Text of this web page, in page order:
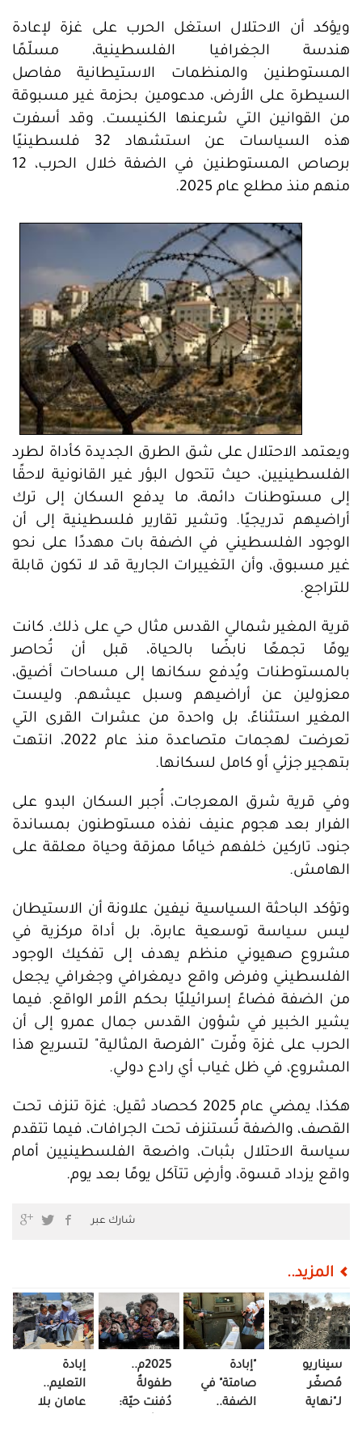
ويؤكد أن الاحتلال استغل الحرب على غزة لإعادة
هندسة الجغرافيا الفلسطينية، مسلّمًا
المستوطنين والمنظمات الاستيطانية مفاصل
السيطرة على الأرض، مدعومين بحزمة غير مسبوقة
من القوانين التي شرعنها الكنيست. وقد أسفرت
هذه السياسات عن استشهاد 32 فلسطينيًا
برصاص المستوطنين في الضفة خلال الحرب، 12
منهم منذ مطلع عام 2025.
ويعتمد الاحتلال على شق الطرق الجديدة كأداة لطرد
الفلسطينيين، حيث تتحول البؤر غير القانونية لاحقًا
إلى مستوطنات دائمة، ما يدفع السكان إلى ترك
أراضيهم تدريجيًا. وتشير تقارير فلسطينية إلى أن
الوجود الفلسطيني في الضفة بات مهددًا على نحو
غير مسبوق، وأن التغييرات الجارية قد لا تكون قابلة
للتراجع.
قرية المغير شمالي القدس مثال حي على ذلك. كانت
يومًا تجمعًا نابضًا بالحياة، قبل أن تُحاصر
بالمستوطنات ويُدفع سكانها إلى مساحات أضيق،
معزولين عن أراضيهم وسبل عيشهم. وليست
المغير استثناءً، بل واحدة من عشرات القرى التي
تعرضت لهجمات متصاعدة منذ عام 2022، انتهت
بتهجير جزئي أو كامل لسكانها.
وفي قرية شرق المعرجات، أُجبر السكان البدو على
الفرار بعد هجوم عنيف نفذه مستوطنون بمساندة
جنود، تاركين خلفهم خيامًا ممزقة وحياة معلقة على
الهامش.
وتؤكد الباحثة السياسية نيفين علاونة أن الاستيطان
ليس سياسة توسعية عابرة، بل أداة مركزية في
مشروع صهيوني منظم يهدف إلى تفكيك الوجود
الفلسطيني وفرض واقع ديمغرافي وجغرافي يجعل
من الضفة فضاءً إسرائيليًا بحكم الأمر الواقع. فيما
يشير الخبير في شؤون القدس جمال عمرو إلى أن
الحرب على غزة وفّرت "الفرصة المثالية" لتسريع هذا
المشروع، في ظل غياب أي رادع دولي.
هكذا، يمضي عام 2025 كحصاد ثقيل: غزة تنزف تحت
القصف، والضفة تُستنزف تحت الجرافات، فيما تتقدم
سياسة الاحتلال بثبات، واضعة الفلسطينيين أمام
واقع يزداد قسوة، وأرضٍ تتآكل يومًا بعد يوم.
شارك عبر
المزيد..
سيناريو
مُصغّر
لـ"نهاية
"إبادة
صامتة" في
الضفة..
2025م..
طفولةٌ
دُفنت حيّة:
إبادة
التعليم..
عامان بلا